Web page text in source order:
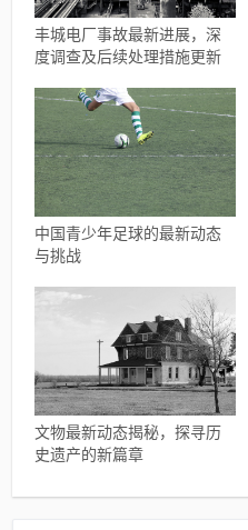
丰城电厂事故最新进展，深
度调查及后续处理措施更新
中国青少年足球的最新动态
与挑战
文物最新动态揭秘，探寻历
史遗产的新篇章